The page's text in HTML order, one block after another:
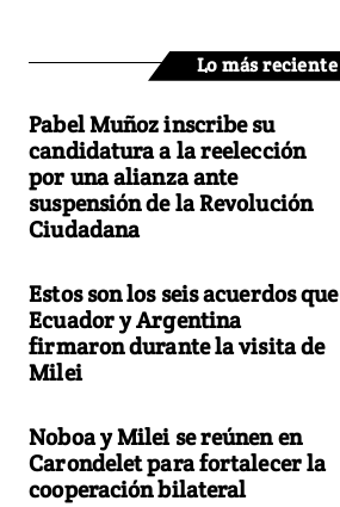
Lo más reciente
Pabel Muñoz inscribe su
candidatura a la reelección
por una alianza ante
suspensión de la Revolución
Ciudadana
Estos son los seis acuerdos que
Ecuador y Argentina
firmaron durante la visita de
Milei
Noboa y Milei se reúnen en
Carondelet para fortalecer la
cooperación bilateral